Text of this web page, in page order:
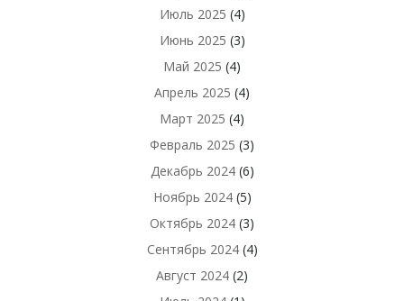
Июль 2025 (4)
Июнь 2025 (3)
Май 2025 (4)
Апрель 2025 (4)
Март 2025 (4)
Февраль 2025 (3)
Декабрь 2024(6)
Ноябрь 2024(5)
Октябрь 2024 (3)
Сентябрь 2024(4)
Август 2024 (2)